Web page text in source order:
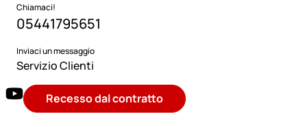
Chiamaci!
05441795651
Inviaci un messaggio
Servizio Clienti
Recesso dal contratto